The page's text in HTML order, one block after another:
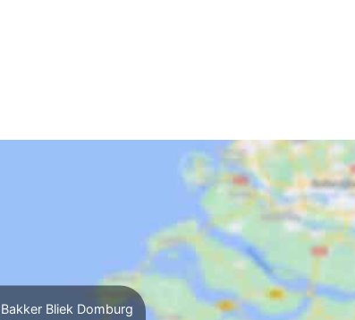
Bakker Bliek Domburg